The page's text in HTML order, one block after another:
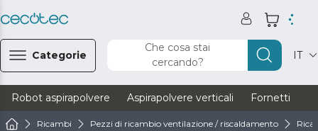
Categorie
Che cosa stai
cercando?
IT
Robot aspirapolvere Aspirapolvere verticali Fornetti
Ricambi Pezzi di ricambio ventilazione / riscaldamento